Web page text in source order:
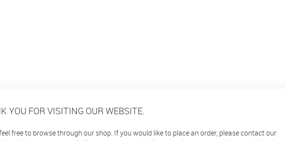
YOU FOR VISITING OUR WEBSITE.
free to browse through our shop. If you would like to place an order, please contact our